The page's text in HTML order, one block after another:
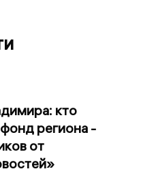
кто
региона -
от